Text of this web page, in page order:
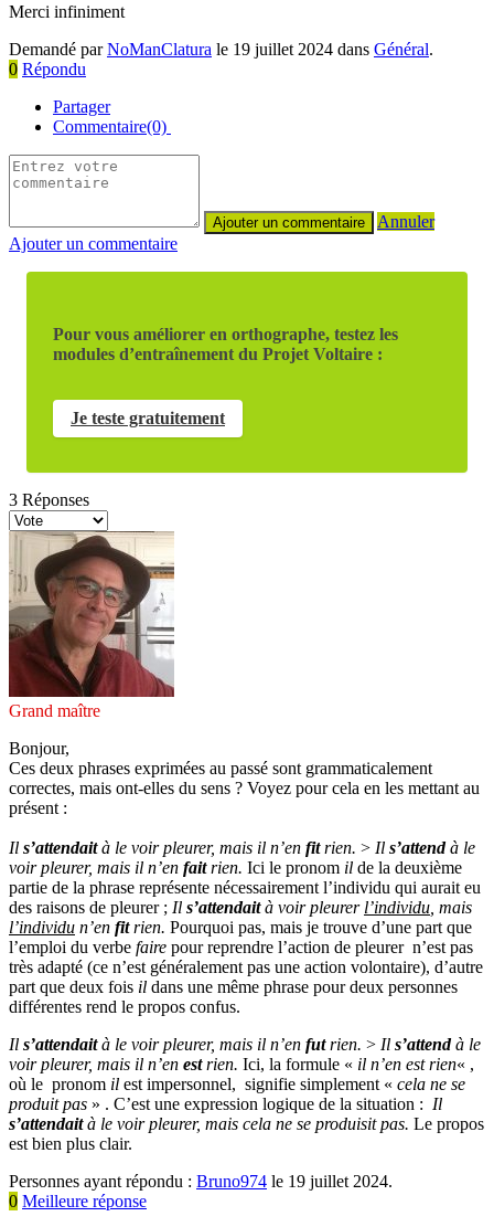
Merci infiniment
Demandé parNoManClatura le 19 juillet 2024 dans Général.
0 Répondu
Partager
Commentaire(0)
Annuler
Ajouter un commentaire
Pour vous améliorer en orthographe, testez les
modules d’entraînement du Projet Voltaire :
Je teste gratuitement
3 Réponses
Grand maître
Bonjour,
Ces deux phrases exprimées au passé sont grammaticalement
correctes, mais ont-elles du sens ? Voyez pour cela en les mettant au
présent :
Il s’attendaità le voir pleurer, mais il n’en fitrien. > Il s’attendà le
voir pleurer, mais il n’en faitrien. Ici le pronom il de la deuxième
partie de la phrase représente nécessairement l’individu qui aurait eu
des raisons de pleurer ; Il s’attendaità voir pleurer l’individu , mais
l’individu n’en fitrien. Pourquoi pas, mais je trouve d’une part que
l’emploi du verbe faire pour reprendre l’action de pleurer n’est pas
très adapté (ce n’est généralement pas une action volontaire), d’autre
part que deux fois il dans une même phrase pour deux personnes
différentes rend le propos confus.
Il s’attendaità le voir pleurer, mais il n’en futrien. > Il s’attendà le
voir pleurer, mais il n’en estrien. Ici, la formule « il n’en est rien« ,
où le pronom il est impersonnel, signifie simplement « cela ne se
produit pas » . C’est une expression logique de la situation : Il
s’attendaità le voir pleurer, mais cela ne se produisit pas. Le propos
est bien plus clair.
Personnes ayant répondu : Bruno974 le 19 juillet 2024.
0 Meilleure réponse